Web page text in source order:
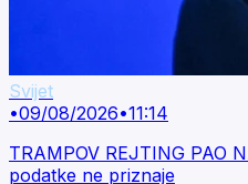
Svijet
•09/08/2026•11:14
TRAMPOV REJTING PAO
podatke ne priznaje